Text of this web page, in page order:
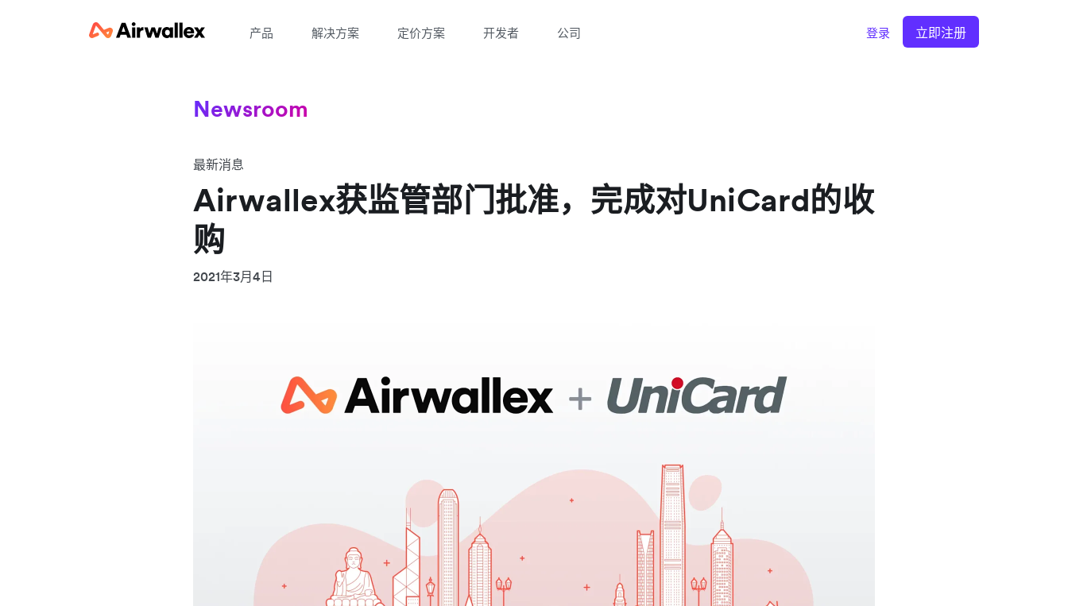
产品 解决方案 定价方案 开发者 公司 登录 立即注册
Newsroom
最新消息
Airwallex获监管部门批准，完成对UniCard的收
购
2021年3月4日